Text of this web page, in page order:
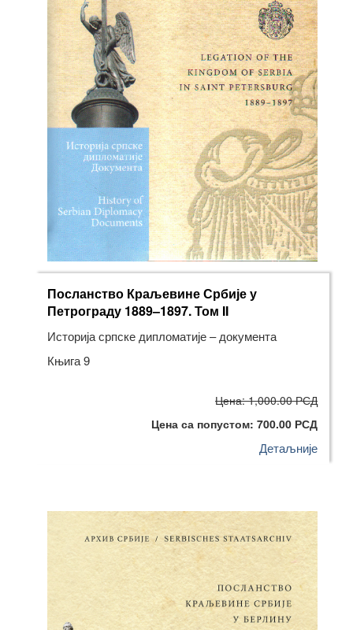
Посланство Краљевине Србије у
Петрограду 1889–1897. Том II
Историја српске дипломатије – документа
Књига 9
Цена: 1,000.00 РСД
Цена са попустом: 700.00 РСД
Детаљније